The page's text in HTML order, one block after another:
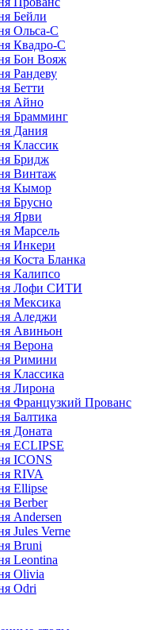
Бейли
Ольса-С
Квадро-С
Бон Вояж
Рандеву
Бетти
Айно
Брамминг
Дания
Классик
Бридж
Винтаж
Кымор
Брусно
Ярви
Марсель
Инкери
Коста Бланка
Калипсо
Лофи СИТИ
Мексика
Аледжи
Авиньон
Верона
Римини
Классика
Лирона
Французкий Прованс
Балтика
Доната
ECLIPSE
ICONS
RIVA
Ellipse
Berber
Andersen
Jules Verne
Bruni
Leontina
Olivia
Odri